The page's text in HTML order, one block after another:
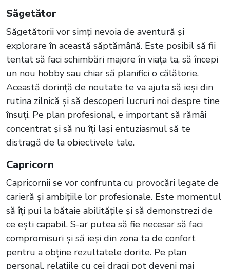
Săgetător
Săgetătorii vor simți nevoia de aventură și
explorare în această săptămână. Este posibil să fii
tentat să faci schimbări majore în viața ta, să începi
un nou hobby sau chiar să planifici o călătorie.
Această dorință de noutate te va ajuta să ieși din
rutina zilnică și să descoperi lucruri noi despre tine
însuți. Pe plan profesional, e important să rămâi
concentrat și să nu îți lași entuziasmul să te
distragă de la obiectivele tale.
Capricorn
Capricornii se vor confrunta cu provocări legate de
carieră și ambițiile lor profesionale. Este momentul
să îți pui la bătaie abilitățile și să demonstrezi de
ce ești capabil. S-ar putea să fie necesar să faci
compromisuri și să ieși din zona ta de confort
pentru a obține rezultatele dorite. Pe plan
personal, relațiile cu cei dragi pot deveni mai